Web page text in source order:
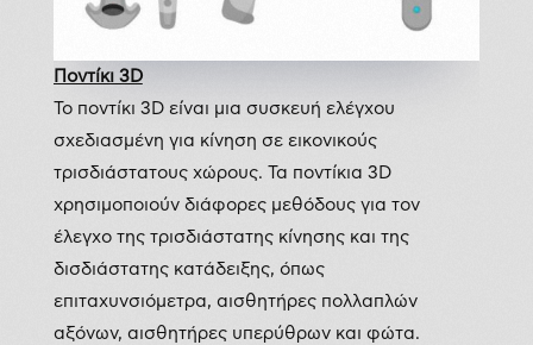
Ποντίκι 3D
Το ποντίκι 3D είναι μια συσκευή ελέγχου
σχεδιασμένη για κίνηση σε εικονικούς
τρισδιάστατους χώρους. Τα ποντίκια 3D
χρησιμοποιούν διάφορες μεθόδους για τον
έλεγχο της τρισδιάστατης κίνησης και της
δισδιάστατης κατάδειξης, όπως
επιταχυνσιόμετρα, αισθητήρες πολλαπλών
αξόνων, αισθητήρες υπερύθρων και φώτα.